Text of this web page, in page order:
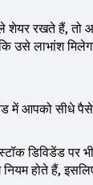
शेयर रखते हैं, तो
उसे लाभांश
में आपको सीधे
डिविडेंड पर भी
होते हैं,